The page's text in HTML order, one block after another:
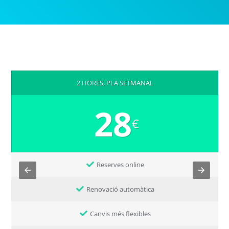
2 HORES, PLA SETMANAL
28€
Reserves online
Renovació automàtica
Canvis més flexibles